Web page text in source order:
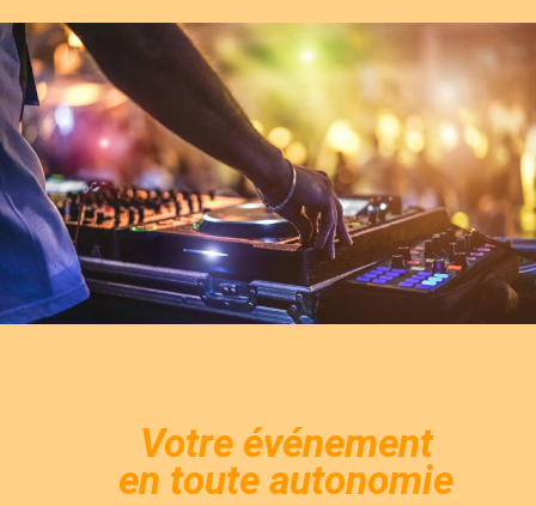
Votre événement
en toute autonomie